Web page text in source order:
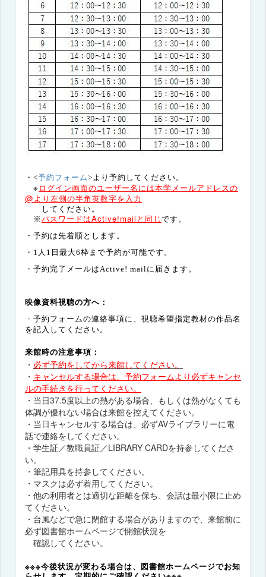
・<予約フォーム> より予約してください。
※ ログイン画面のユーザー名には本学メールアドレスの
@より左側の半角英数字を 入力
して ください。
※ パスワードはActive!mail と同じ です。
・予約は先着順とします。
・1人1日最大6枠まで予約が可能です。
・予約完了メールは Active! mail に届きます。
映像資料視聴の方へ：
・ 予約フォームの連絡事項に、視聴希望指定教材の作品名
を記入してください。
来館時の注意事項：
・ 必ず予約をしてから来館してください。
・ キャンセルする場合は、予約フォームより必ずキャンセ
ルの手続きを行ってください。
・当日37.5度以上の熱がある場合、もしくは熱がなくても
体調が優れない場合は来館を控えてください。
・当日キャンセルする場合は、必ずAVライブラリーに電
話で連絡をしてください。
・学生証／教職員証／LIBRARY CARDを持参してくださ
い。
・筆記用具を持参してください。
・マスクは必ず着用してください。
・他の利用者とは適切な距離を保ち、会話は最小限に止め
てください。
・台風などで急に閉館する場合がありますので、来館前に
必ず図書館ホームページで開館状況を
確認してください。
※※※今後状況が変わる場合は、図書館ホームページでお知